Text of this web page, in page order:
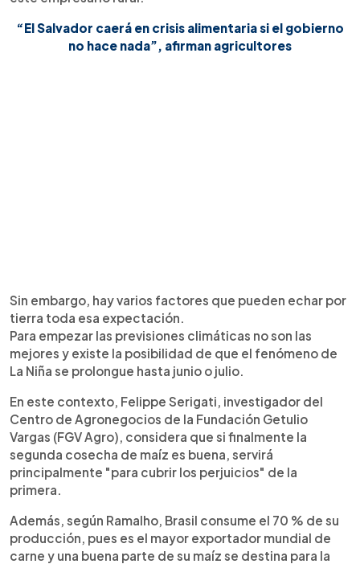
“El Salvador caerá en crisis alimentaria si el gobierno
no hace nada”, afirman agricultores
Sin embargo, hay varios factores que pueden echar por
tierra toda esa expectación.
Para empezar las previsiones climáticas no son las
mejores y existe la posibilidad de que el fenómeno de
La Niña se prolongue hasta junio o julio.
En este contexto, Felippe Serigati, investigador del
Centro de Agronegocios de la Fundación Getulio
Vargas (FGV Agro), considera que si finalmente la
segunda cosecha de maíz es buena, servirá
principalmente "para cubrir los perjuicios" de la
primera.
Además, según Ramalho, Brasil consume el 70 % de su
producción, pues es el mayor exportador mundial de
carne y una buena parte de su maíz se destina para la